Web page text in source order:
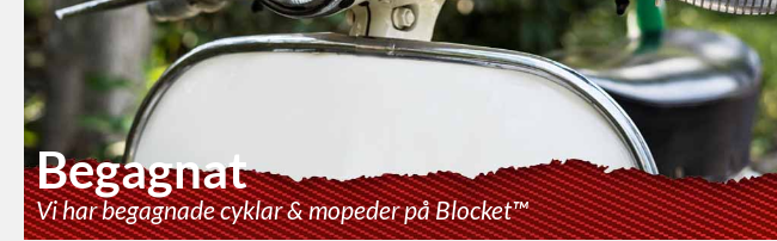
Begagnat
Vi har begagnade cyklar & mopeder på Blocket™